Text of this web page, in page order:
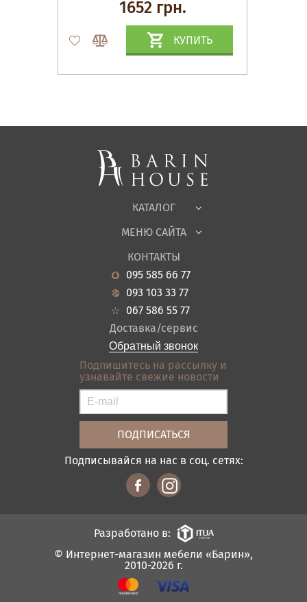
1652 грн.
КУПИТЬ
КАТАЛОГ
Спальни, Кровати
Корпусная мебель
Офисная мебель
Садовая мебель
Гостиная
Кухня
Прихожие
Ванная
Акции
МЕНЮ САЙТА
О нас
Новости
Гарантия
Кредит
Оплата и доставка
Отзывы
Контакты
Карта сайта
Условия покупки
КОНТАКТЫ
095 585 66 77
093 103 33 77
067 586 55 77
Доставка/сервис
Обратный звонок
Подпишитесь на рассылку и
узнавайте свежие новости
Подписывайся на нас в соц. сетях:
© Интернет-магазин мебели «Барин»,
2010-2026 г.
Разработано в: